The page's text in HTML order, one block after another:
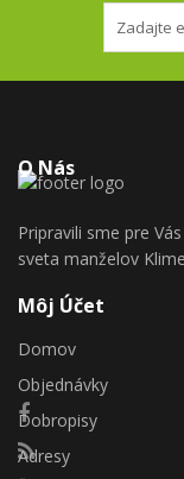
O Nás
Pripravili sme pre
sveta manželov
Môj Účet
Domov
Objednávky
Dobropisy
Adresy